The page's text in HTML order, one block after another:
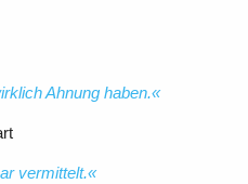
Ahnung haben.«
vermittelt.«